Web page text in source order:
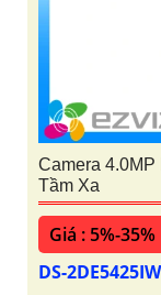
Camera
Tầm Xa
Giá : 5%-35%
DS-